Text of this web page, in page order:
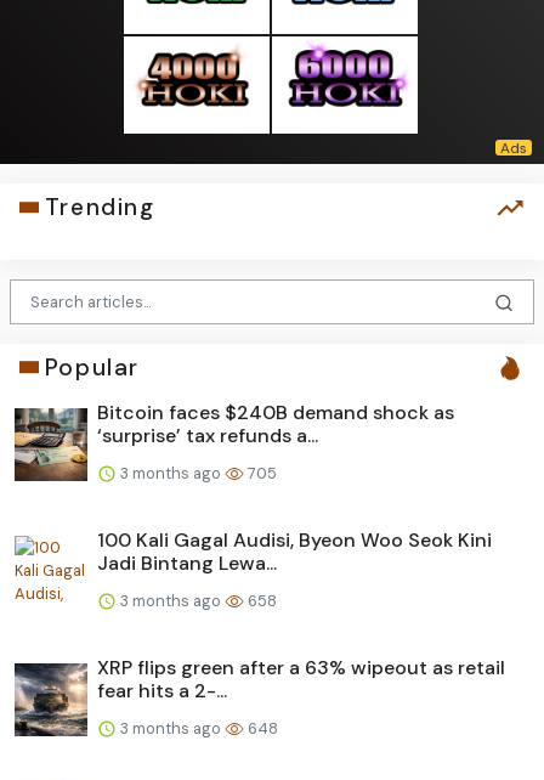
Trending
Popular
Bitcoin faces $240B demand shock as
‘surprise’ tax refunds a...
3 months ago 705
100 Kali Gagal Audisi, Byeon Woo Seok Kini
Jadi Bintang Lewa...
3 months ago 658
XRP flips green after a 63% wipeout as retail
fear hits a 2-...
3 months ago 648